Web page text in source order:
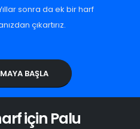
sonra da ek bir harf
çıkartırız.
BAŞLA
için Palu